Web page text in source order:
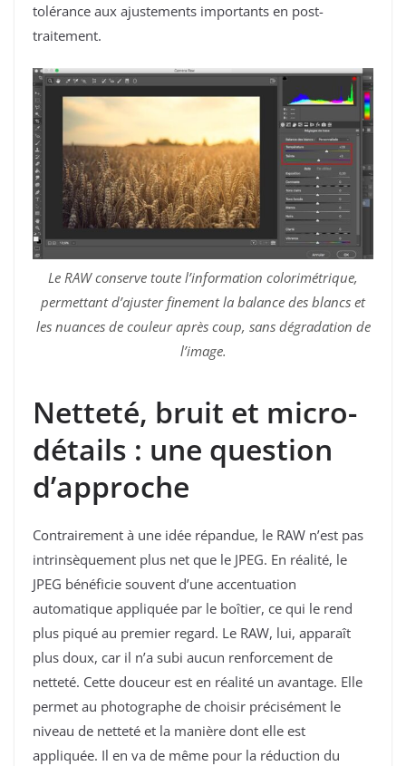
tolérance aux ajustements importants en post-
traitement.
Le RAW conserve toute l’information colorimétrique,
permettant d’ajuster finement la balance des blancs et
les nuances de couleur après coup, sans dégradation de
l’image.
Netteté, bruit et micro-
détails : une question
d’approche
Contrairement à une idée répandue, le RAW n’est pas
intrinsèquement plus net que le JPEG. En réalité, le
JPEG bénéficie souvent d’une accentuation
automatique appliquée par le boîtier, ce qui le rend
plus piqué au premier regard. Le RAW, lui, apparaît
plus doux, car il n’a subi aucun renforcement de
netteté. Cette douceur est en réalité un avantage. Elle
permet au photographe de choisir précisément le
niveau de netteté et la manière dont elle est
appliquée. Il en va de même pour la réduction du